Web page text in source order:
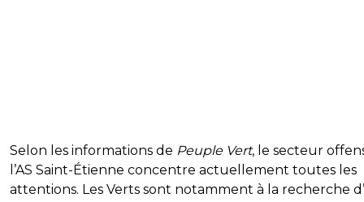
Selon les informations de Peuple Vert, le secteur
l’AS Saint-Étienne concentre actuellement toutes les
attentions. Les Verts sont notamment à la recherche